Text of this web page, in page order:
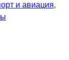
и авиация,